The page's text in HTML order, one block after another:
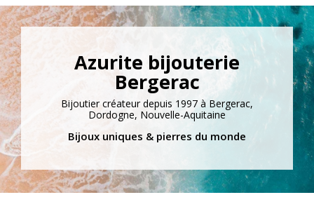
Azurite bijouterie
Bergerac
Bijoutier créateur depuis 1997 à Bergerac,
Dordogne, Nouvelle-Aquitaine
Bijoux uniques & pierres du monde